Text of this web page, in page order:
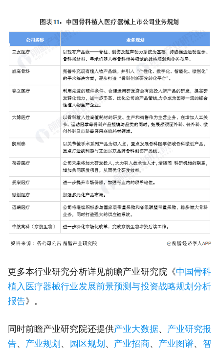
更多本行业研究分析详见前瞻产业研究院《中国骨科
植入医疗器械行业发展前景预测与投资战略规划分析
报告》。
同时前瞻产业研究院还提供产业大数据、 产业研究报
告、 产业规划 、 园区规划 、 产业招商、 产业图谱、 智